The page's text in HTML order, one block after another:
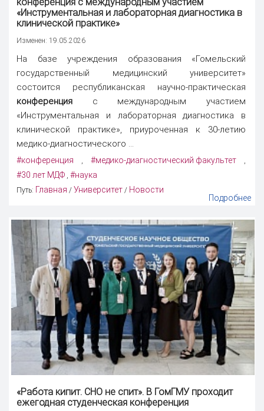
«Инструментальная и лабораторная диагностика в
клинической практике»
Изменен: 19.05.2026
На базе учреждения образования «Гомельский
государственный медицинский университет»
состоится республиканская научно-практическая
конференция с международным участием
«Инструментальная и лабораторная диагностика в
клинической практике», приуроченная к 30-летию
медико-диагностического ...
#конференция #медико-диагностический факультет
#30 лет МДФ #наука
Путь: Главная / Университет / Новости
Подробнее
«Работа кипит. СНО не спит». В ГомГМУ проходит
ежегодная студенческая конференция